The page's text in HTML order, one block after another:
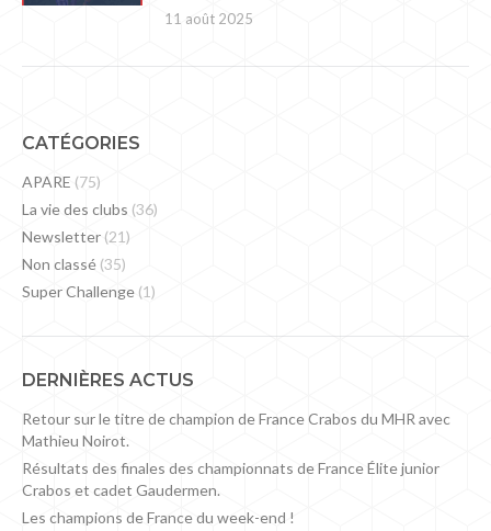
11 août 2025
CATÉGORIES
APARE (75)
La vie des clubs (36)
Newsletter (21)
Non classé (35)
Super Challenge (1)
DERNIÈRES ACTUS
Retour sur le titre de champion de France Crabos du MHR avec
Mathieu Noirot.
Résultats des finales des championnats de France Élite junior
Crabos et cadet Gaudermen.
Les champions de France du week-end !